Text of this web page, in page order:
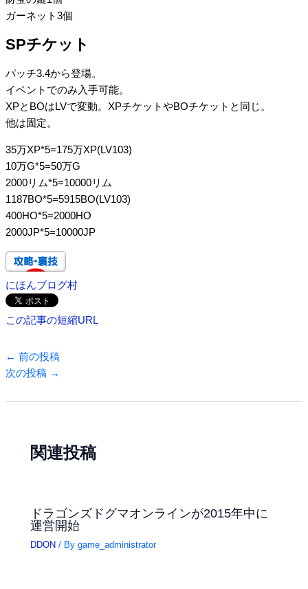
ガーネット3個
SPチケット
パッチ3.4から登場。
イベントでのみ入手可能。
XPとBOはLVで変動。XPチケットやBOチケットと同じ。
他は固定。
35万XP*5=175万XP(LV103)
10万G*5=50万G
2000リム*5=10000リム
1187BO*5=5915BO(LV103)
400HO*5=2000HO
2000JP*5=10000JP
にほんブログ村
この記事の短縮URL
← 前の投稿
次の投稿 →
関連投稿
ドラゴンズドグマオンラインが2015年中に
運営開始
DDON / Bygame_administrator